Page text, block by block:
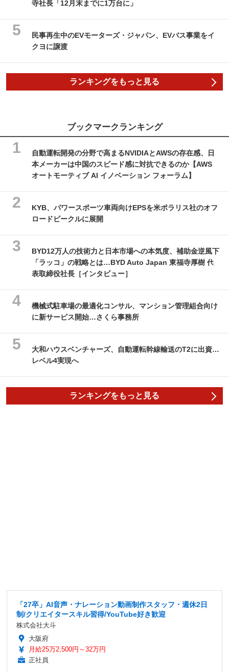
寺社長「12月末までに1万台に」
民事再生中のEVモーターズ・ジャパン、EVバス事業をイ
クヨに譲渡
ランキングをもっと見る
ブックマークランキング
自動運転開発の分野で高まるNVIDIAとAWSの存在感、日
本メーカーは中国のスピード感に対抗できるのか【AWS
オートモーティブ AI イノベーション フォーラム】
KYB、パワースポーツ車両向けEPSを米ポラリス社のオフ
ロードビークルに展開
BYD12万人の技術力と日本市場への本気度、補助金逆風下
「ラッコ」の戦略とは…BYD Auto Japan 東福寺厚樹 代
表取締役社長［インタビュー］
機械式駐車場の最適化コンサル、マンション管理組合向け
に新サービス開始…さくら事務所
大和ハウスベンチャーズ、自動運転幹線輸送のT2に出資…
レベル4実現へ
ランキングをもっと見る
「27卒」AI音声・ナレーション動画制作スタッフ・週休2日
制/クリエイタースキル習得/YouTube好き歓迎
株式会社大斗
大阪府
月給25万2,500円～32万円
正社員